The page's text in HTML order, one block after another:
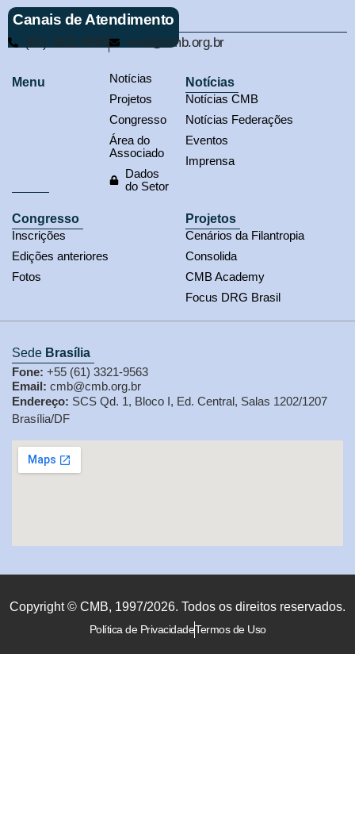
Canais de Atendimento
(61) 3321-9563 cmb@cmb.org.br
Menu
Notícias
Projetos
Congresso
Área do
Associado
Dados
do Setor
Notícias
Notícias CMB
Notícias Federações
Eventos
Imprensa
Congresso
Inscrições
Edições anteriores
Fotos
Projetos
Cenários da Filantropia
Consolida
CMB Academy
Focus DRG Brasil
Sede Brasília
Fone: +55 (61) 3321-9563
Email: cmb@cmb.org.br
Endereço: SCS Qd. 1, Bloco I, Ed. Central, Salas 1202/1207
Brasília/DF
Copyright © CMB, 1997/2026. Todos os direitos reservados.
Política de PrivacidadeTermos de Uso